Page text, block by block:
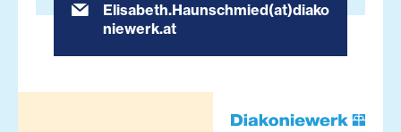
Elisabeth.Haunschmied(at)diako
niewerk.at